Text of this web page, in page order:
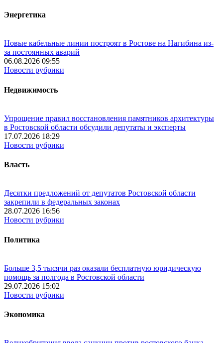
Энергетика
Новые кабельные линии построят в Ростове на Нагибина из-
за постоянных аварий
06.08.2026 09:55
Новости рубрики
Недвижимость
Упрощение правил восстановления памятников архитектуры
в Ростовской области обсудили депутаты и эксперты
17.07.2026 18:29
Новости рубрики
Власть
Десятки предложений от депутатов Ростовской области
закрепили в федеральных законах
28.07.2026 16:56
Новости рубрики
Политика
Больше 3,5 тысячи раз оказали бесплатную юридическую
помощь за полгода в Ростовской области
29.07.2026 15:02
Новости рубрики
Экономика